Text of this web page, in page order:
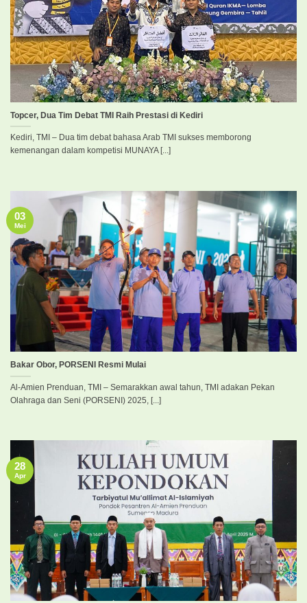
Topcer, Dua Tim Debat TMI Raih Prestasi di Kediri
Kediri, TMI – Dua tim debat bahasa Arab TMI sukses memborong
kemenangan dalam kompetisi MUNAYA [...]
Bakar Obor, PORSENI Resmi Mulai
Al-Amien Prenduan, TMI – Semarakkan awal tahun, TMI adakan Pekan
Olahraga dan Seni (PORSENI) 2025, [...]
03
Mei
28
Apr